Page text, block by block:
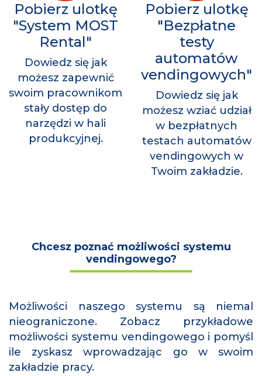
Pobierz ulotkę
"System MOST
Rental"
Dowiedz się jak
możesz zapewnić
swoim pracownikom
stały dostęp do
narzędzi w hali
produkcyjnej.
Pobierz ulotkę
"Bezpłatne
testy
automatów
vendingowych"
Dowiedz się jak
możesz wziać udział
w bezpłatnych
testach automatów
vendingowych w
Twoim zakładzie.
Chcesz poznać możliwości systemu
vendingowego?
Możliwości naszego systemu są niemal
nieograniczone. Zobacz przykładowe
możliwości systemu vendingowego i pomyśl
ile zyskasz wprowadzając go w swoim
zakładzie pracy.